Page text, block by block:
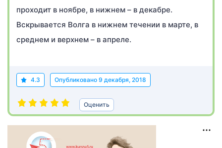
проходит в ноябре, в нижнем – в декабре.
Вскрывается Волга в нижнем течении в марте, в
среднем и верхнем – в апреле.
4.3 Опубликовано 9 декабря, 2018
Оценить